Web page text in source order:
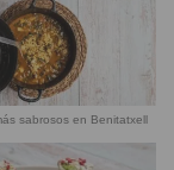
sabrosos en Benitatxell